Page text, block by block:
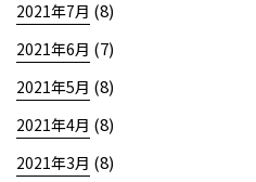
2021年7月 (8)
2021年6月 (7)
2021年5月 (8)
2021年4月 (8)
2021年3月 (8)